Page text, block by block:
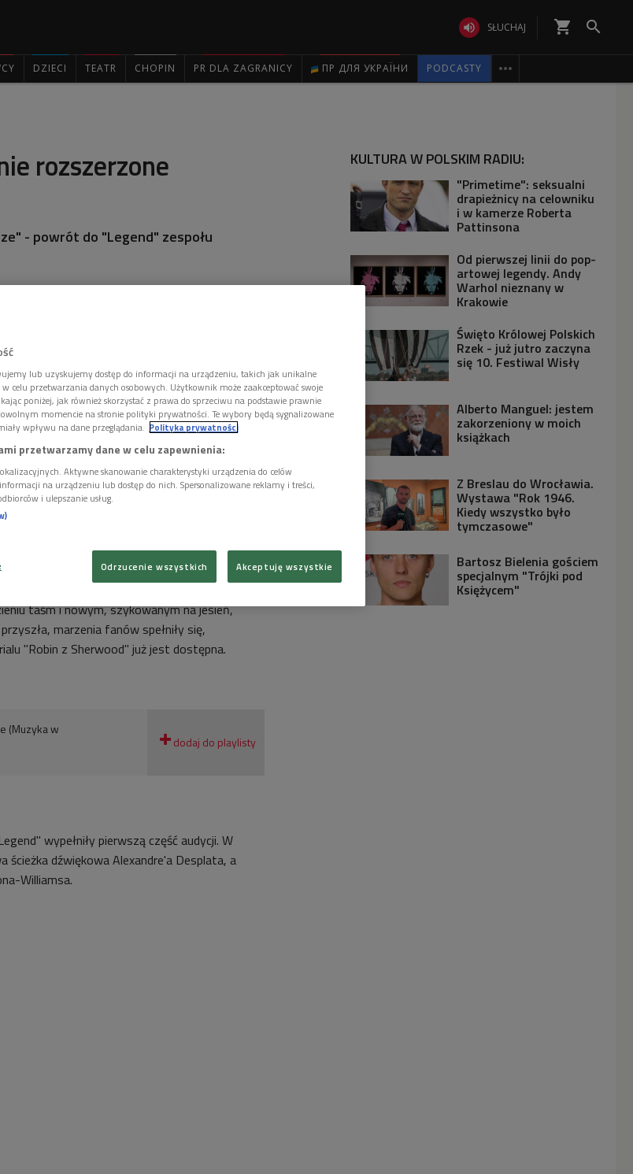
 SŁUCHAJ shopping_cart 
DZIECI TEATR CHOPIN PR DLA ZAGRANICY ПР ДЛЯ УКРАЇНИ PODCASTY 
rozszerzone
- powrót do "Legend" zespołu
Sherwood"
rocznicę wydania tej płyty, nie wiedzieliśmy, że
taśm i nowym, szykowanym na jesień,
marzenia fanów spełniły się,
"Robin z Sherwood" już jest dostępna.
(Muzyka w
wypełniły pierwszą część audycji. W
dźwiękowa Alexandre'a Desplata, a
Williamsa.
KULTURA W POLSKIM RADIU:
"Primetime": seksualni
drapieżnicy na celowniku
i w kamerze Roberta
Pattinsona
Od pierwszej linii do pop-
artowej legendy. Andy
Warhol nieznany w
Krakowie
Święto Królowej Polskich
Rzek - już jutro zaczyna
się 10. Festiwal Wisły
Alberto Manguel: jestem
zakorzeniony w moich
książkach
Z Breslau do Wrocławia.
Wystawa "Rok 1946.
Kiedy wszystko było
tymczasowe"
Bartosz Bielenia gościem
specjalnym "Trójki pod
Księżycem"
lub uzyskujemy dostęp do informacji na urządzeniu, takich jak unikalne
celu przetwarzania danych osobowych. Użytkownik może zaakceptować swoje
poniżej, jak również skorzystać z prawa do sprzeciwu na podstawie prawnie
momencie na stronie polityki prywatności. Te wybory będą sygnalizowane
wpływu na dane przeglądania. Polityka prywatności
przetwarzamy dane w celu zapewnienia:
Aktywne skanowanie charakterystyki urządzenia do celów
na urządzeniu lub dostęp do nich. Spersonalizowane reklamy i treści,
i ulepszanie usług.
Odrzucenie wszystkich Akceptuję wszystkie